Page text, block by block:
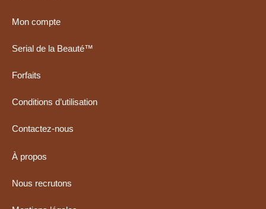
Mon compte
Serial de la Beauté™
Forfaits
Conditions d’utilisation
Contactez-nous
À propos
Nous recrutons